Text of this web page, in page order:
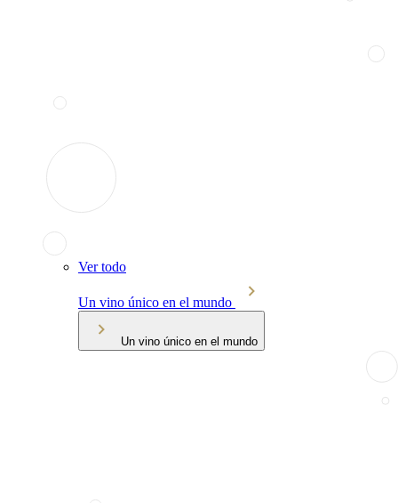
Ver todo
Un vino único en el mundo
Un vino único en el mundo